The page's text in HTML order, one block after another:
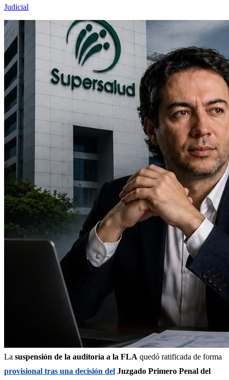
Judicial
La suspensión de la auditoría a la FLA
provisional tras una decisión del Juzgado Primero Penal del